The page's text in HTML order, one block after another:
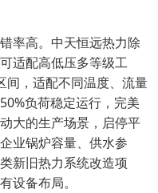
率高。中天恒远热力除
适配高低压多等级工
间，适配不同温度、流量
负荷稳定运行，完美
大的生产场景，启停平
业锅炉容量、供水参
新旧热力系统改造项
设备布局。